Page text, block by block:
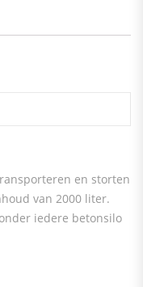
en storten
van 2000 liter.
iedere betonsilo